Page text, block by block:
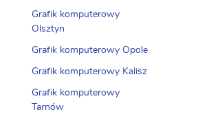
Grafik komputerowy
Olsztyn
Grafik komputerowy Opole
Grafik komputerowy Kalisz
Grafik komputerowy
Tarnów